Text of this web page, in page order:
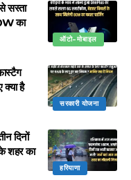
ऑटो-मोबाइल
सस्ता
का
सरकारी योजना
है
हरियाणा
दिनों
शहर का